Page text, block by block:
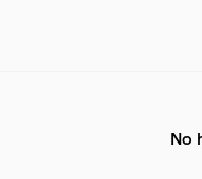
No